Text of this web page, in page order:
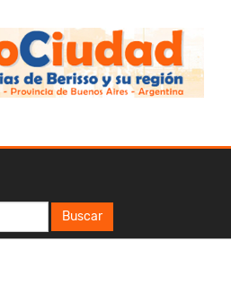
Buscar